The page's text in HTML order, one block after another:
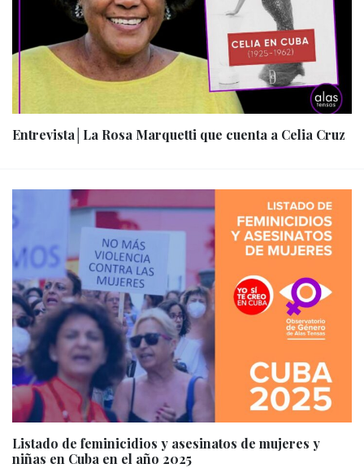
Entrevista│La Rosa Marquetti que cuenta a Celia Cruz
Listado de feminicidios y asesinatos de mujeres y
niñas en Cuba en el año 2025